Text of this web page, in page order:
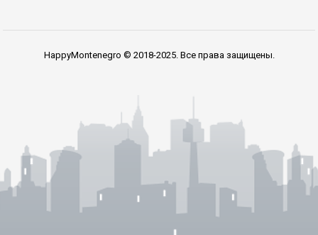
HappyMontenegro © 2018-2025. Все права защищены.